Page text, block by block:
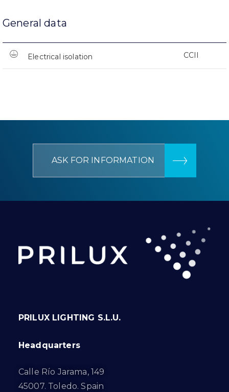
General data
Electrical isolation CCII
ASK FOR INFORMATION
PRILUX LIGHTING S.L.U.
Headquarters
Calle Río Jarama, 149
45007. Toledo. Spain